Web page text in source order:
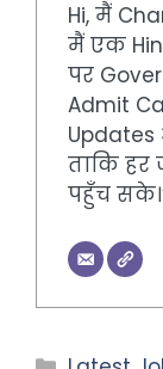
Hi, मैं
मैं एक
पर
Admit
ताकि
पहुँच